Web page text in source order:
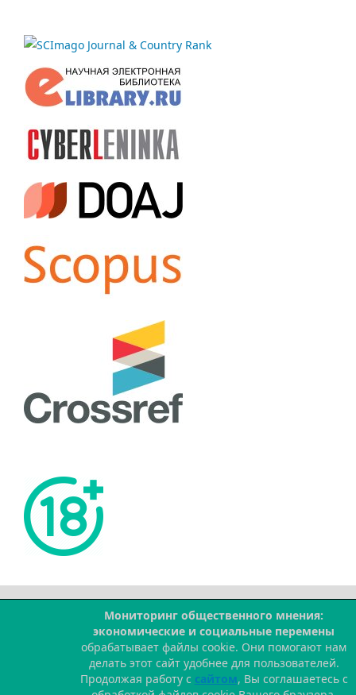
Мониторинг общественного мнения:
экономические и социальные перемены
обрабатывает файлы cookie. Они помогают нам
делать этот сайт удобнее для пользователей.
Продолжая работу с сайтом, Вы соглашаетесь с